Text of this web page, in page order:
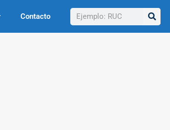
Contacto Buscar